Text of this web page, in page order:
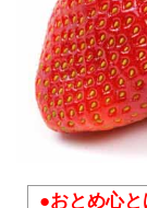
●おとめ心と